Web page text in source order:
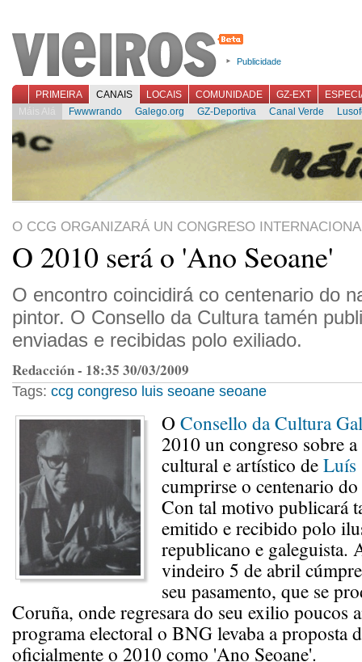
Publicidade
PRIMEIRA CANAIS LOCAIS COMUNIDADE GZ-EXT
Máis Alá
Fwwwrando Galego.org GZ-Deportiva Canal Verde
O CCG ORGANIZARÁ UN CONGRESO
O 2010 será o 'Ano Seoane'
O encontro coincidirá co centenario do
pintor. O Consello da Cultura tamén
enviadas e recibidas polo exiliado.
Redacción - 18:35 30/03/2009
Tags: ccg congreso luis seoane seoane
O Consello da Cultura
2010 un congreso sobre
cultural e artístico deLuís
cumprirse o centenario
Con tal motivo publicará
emitido e recibido polo
republicano e galeguista.
vindeiro 5 de abril
seu pasamento, que se
Coruña, onde regresara do seu exilio poucos
programa electoral o BNG levaba a proposta
oficialmente o 2010 como 'Ano Seoane'.